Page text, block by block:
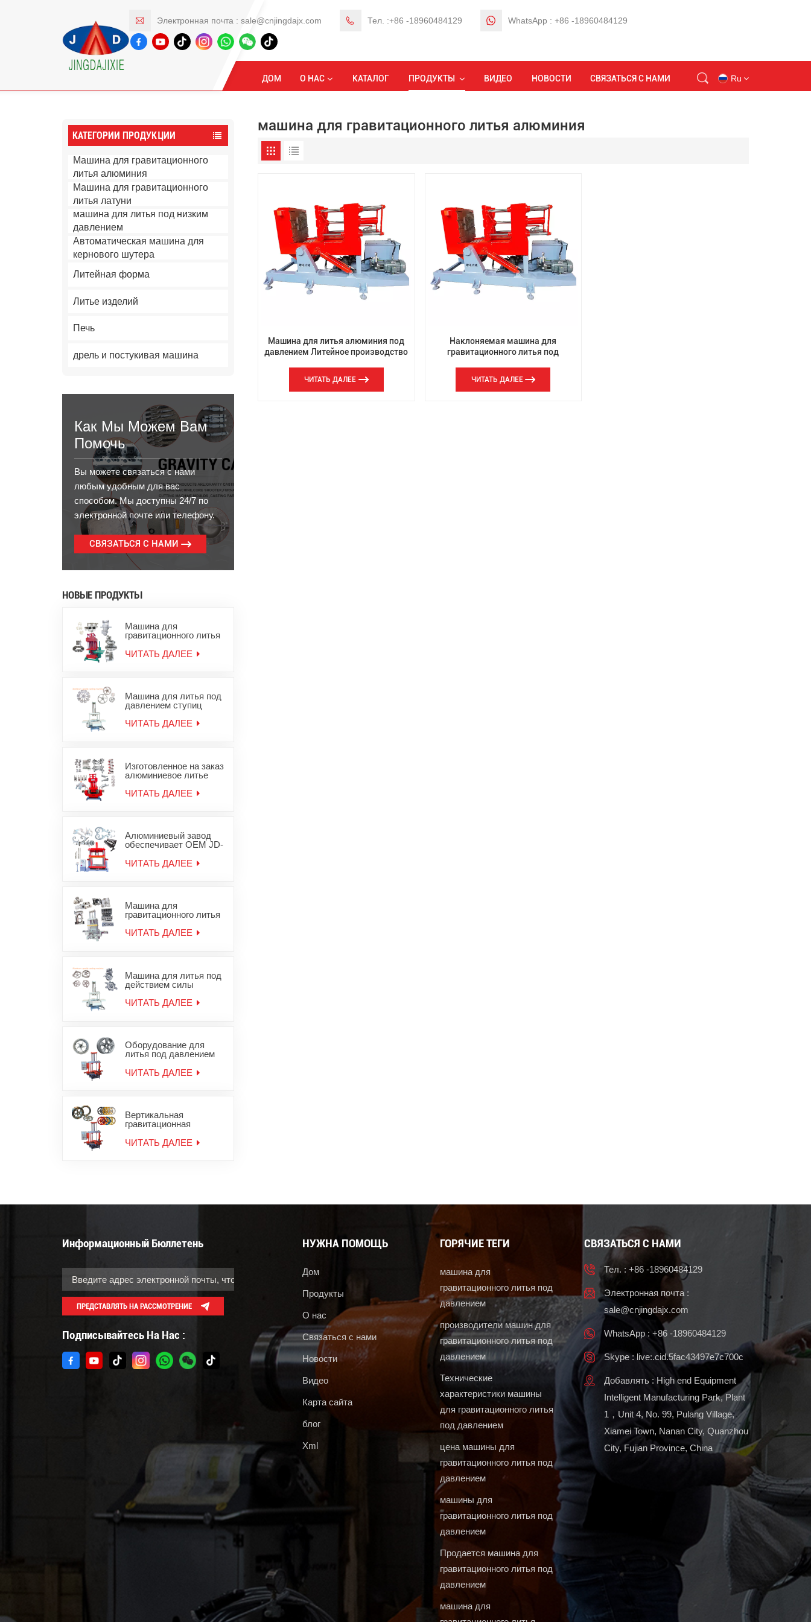
Электронная почта : sale@cnjingdajx.com Тел. :+86 -18960484129 WhatsApp : +86 -18960484129
ДОМ О НАС КАТАЛОГ ПРОДУКТЫ ВИДЕО НОВОСТИ СВЯЗАТЬСЯ С НАМИ Ru
Продукты машина для гравитационного литья алюминия
КАТЕГОРИИ ПРОДУКЦИИ
Машина для гравитационного
литья алюминия
Машина для гравитационного
литья латуни
машина для литья под низким
давлением
Автоматическая машина для
кернового шутера
Литейная форма
Литье изделий
Печь
дрель и постукивая машина
Как Мы Можем Вам
Помочь
Вы можете связаться с нами
любым удобным для вас
способом. Мы доступны 24/7 по
электронной почте или телефону.
СВЯЗАТЬСЯ С НАМИ
НОВЫЕ ПРОДУКТЫ
Машина для
гравитационного литья
алюминиевых слитков
для цинковых
ЧИТАТЬ ДАЛЕЕ
Машина для литья под
давлением ступиц
сплава
ЧИТАТЬ ДАЛЕЕ
Изготовленное на заказ
алюминиевое литье
оборудование для
ЧИТАТЬ ДАЛЕЕ
Алюминиевый завод
обеспечивает OEM JD-
гравитационного литья
деталей для литья под
ЧИТАТЬ ДАЛЕЕ
Машина для
гравитационного литья
алюминиевой головки
ЧИТАТЬ ДАЛЕЕ
Машина для литья под
действием силы
колесных дисков
ЧИТАТЬ ДАЛЕЕ
Оборудование для
литья под давлением
ЧИТАТЬ ДАЛЕЕ
Вертикальная
гравитационная
мотоциклетных колес
ЧИТАТЬ ДАЛЕЕ
машина для гравитационного литья алюминия
Машина для литья алюминия под
давлением Литейное производство
ЧИТАТЬ ДАЛЕЕ
Наклоняемая машина для
гравитационного литья под
двигателей
ЧИТАТЬ ДАЛЕЕ
Информационный Бюллетень
ПРЕДСТАВЛЯТЬ НА РАССМОТРЕНИЕ
Подписывайтесь На Нас :
НУЖНА ПОМОЩЬ
Дом
Продукты
О нас
Связаться с нами
Новости
Видео
Карта сайта
блог
Xml
ГОРЯЧИЕ ТЕГИ
машина для
гравитационного литья под
давлением
производители машин для
гравитационного литья под
давлением
Технические
характеристики машины
для гравитационного литья
под давлением
цена машины для
гравитационного литья под
давлением
машины для
гравитационного литья под
давлением
Продается машина для
гравитационного литья под
давлением
машина для
СВЯЗАТЬСЯ С НАМИ
Тел. : +86 -18960484129
Электронная почта :
sale@cnjingdajx.com
WhatsApp : +86 -18960484129
Skype : live:.cid.5fac43497e7c700c
Добавлять : High end Equipment
Intelligent Manufacturing Park, Plant
1，Unit 4, No. 99, Pulang Village,
Xiamei Town, Nanan City, Quanzhou
City, Fujian Province, China